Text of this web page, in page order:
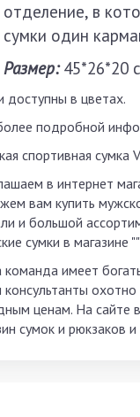
отделение, в
сумки один
Размер:45*26*20
доступны в цветах.
подробной
спортивная
в интернет
вам купить
и большой
сумки в магазине ""
имеет
ценам. На сайте
сумок и рюкзаков